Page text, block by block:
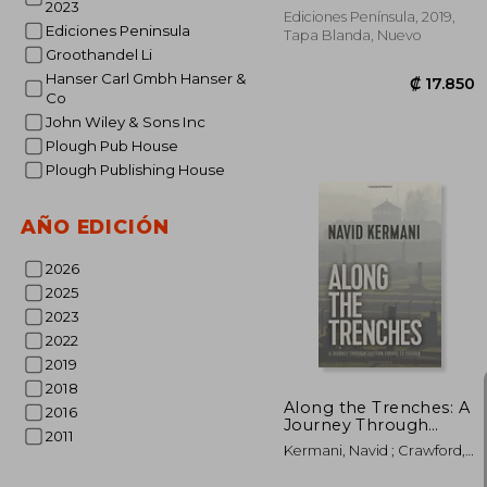
2023
Ediciones Peninsula
Groothandel Li
Hanser Carl Gmbh Hanser &
Co
John Wiley & Sons Inc
Plough Pub House
Plough Publishing House
AÑO EDICIÓN
2026
2025
2023
2022
2019
2018
2016
2011
Ediciones Península, 2019,
Tapa Blanda, Nuevo
Along the Trenches: A
Journey Through
Eastern Europe to
Isfahan (en Inglés)
Kermani, Navid ; Crawford,